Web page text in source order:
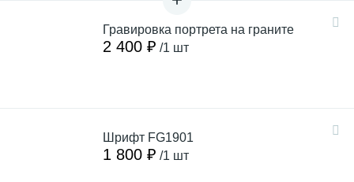
Гравировка портрета на граните
2 400 ₽ /1 шт
Шрифт FG1901
1 800 ₽ /1 шт